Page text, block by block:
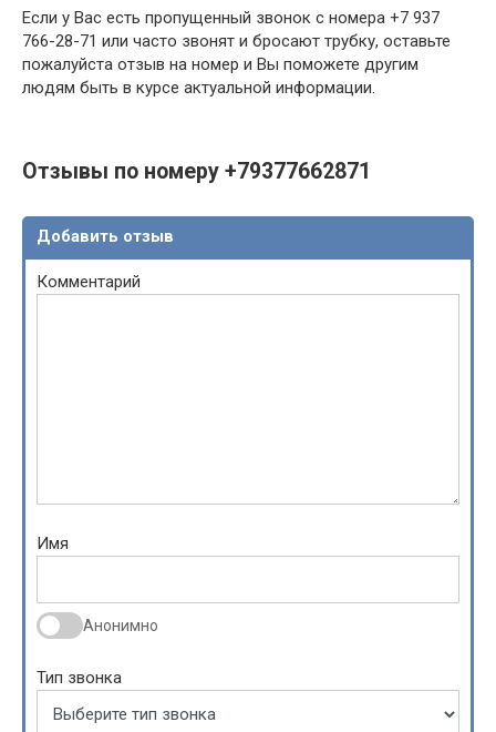
Если у Вас есть пропущенный звонок с номера +7 937
766-28-71 или часто звонят и бросают трубку, оставьте
пожалуйста отзыв на номер и Вы поможете другим
людям быть в курсе актуальной информации.
Отзывы по номеру +79377662871
Добавить отзыв
Комментарий
Имя
Анонимно
Тип звонка